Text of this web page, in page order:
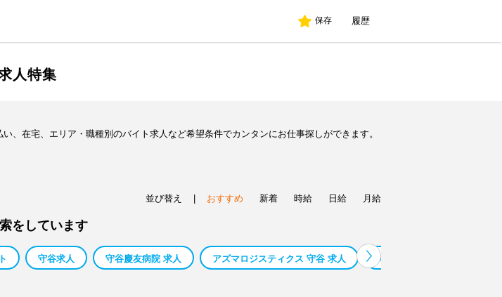
保存 履歴
人特集
、在宅、エリア・職種別のバイト求人など希望条件でカンタンにお仕事探しができます。
並び替え おすすめ 新着 時給 日給 月給
をしています
守谷求人 守谷慶友病院 求人 アズマロジスティクス 守谷 求人 南イオン求人